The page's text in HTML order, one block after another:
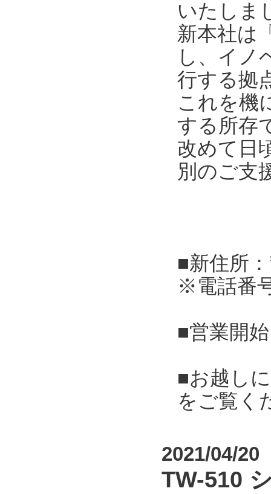
いたしま
新本社は
し、イノ
行する拠
これを機
する所存
改めて日
別のご支
■新住所
※電話番
■営業開
■お越し
をご覧く
2021/04/20
TW-510